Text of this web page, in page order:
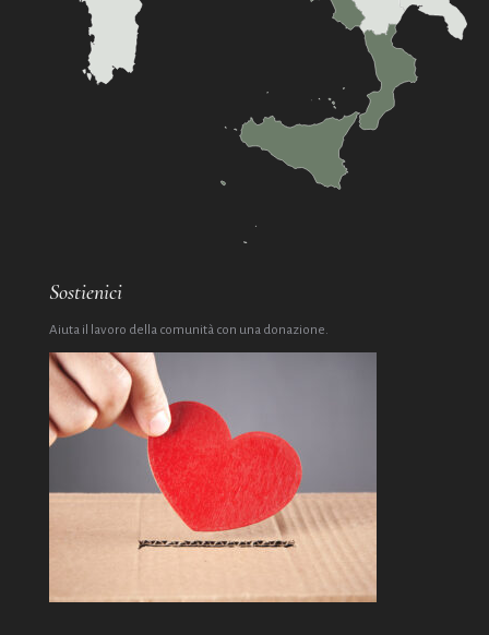
Sostienici
Aiuta il lavoro della comunità con una donazione.